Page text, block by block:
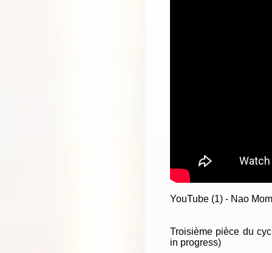
YouTube (1) - Nao
Troisième pièce du
in progress)